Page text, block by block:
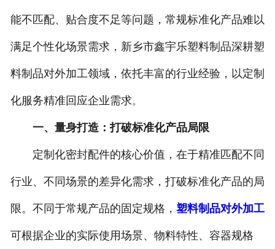
能不匹配、贴合度不足等问题，常规标准化产品难以
满足个性化场景需求，新乡市鑫宇乐塑料制品深耕塑
料制品对外加工领域，依托丰富的行业经验，以定制
化服务精准回应企业需求。
一、量身打造：打破标准化产品局限
定制化密封配件的核心价值，在于精准匹配不同
行业、不同场景的差异化需求，打破标准化产品的局
限。不同于常规产品的固定规格， 塑料制品对外加工
可根据企业的实际使用场景、物料特性、容器规格